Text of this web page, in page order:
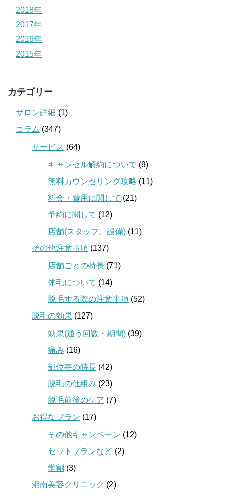
2018年
2017年
2016年
2015年
カテゴリー
サロン詳細 (1)
コラム (347)
サービス (64)
キャンセル解約について (9)
無料カウンセリング攻略 (11)
料金・費用に関して (21)
予約に関して (12)
店舗(スタッフ、設備) (11)
その他注意事項 (137)
店舗ごとの特長 (71)
体毛について (14)
脱毛する際の注意事項 (52)
脱毛の効果 (127)
効果(通う回数・期間) (39)
痛み (16)
部位毎の特長 (42)
脱毛の仕組み (23)
脱毛前後のケア (7)
お得なプラン (17)
その他キャンペーン (12)
セットプランなど (2)
学割 (3)
湘南美容クリニック (2)